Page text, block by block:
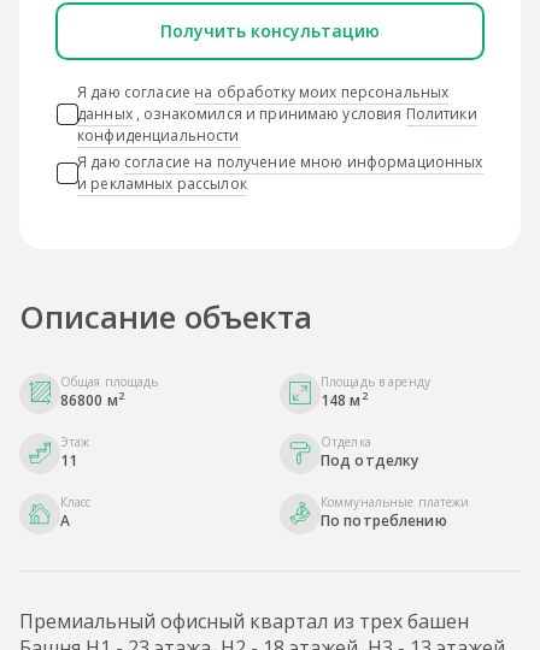
Получить консультацию
Я даю согласие на обработку моих персональных
данных, ознакомился и принимаю условия Политики
конфиденциальности
Я даю согласие на получение мною информационных
и рекламных рассылок
Описание объекта
Общая площадь
86800 м2
Площадь в аренду
148 м 2
Этаж
11
Отделка
Под отделку
Класс
A
Коммунальные платежи
По потреблению
Премиальный офисный квартал из трех башен